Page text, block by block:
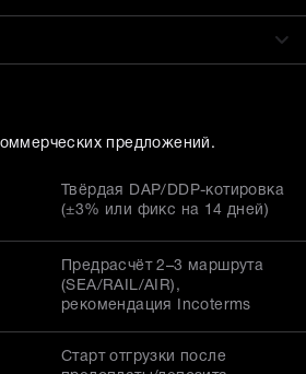
предложений.
Твёрдая DAP/DDP-котировка
(±3% или фикс на 14 дней)
Предрасчёт 2–3 маршрута
(SEA/RAIL/AIR),
рекомендация Incoterms
Старт отгрузки после